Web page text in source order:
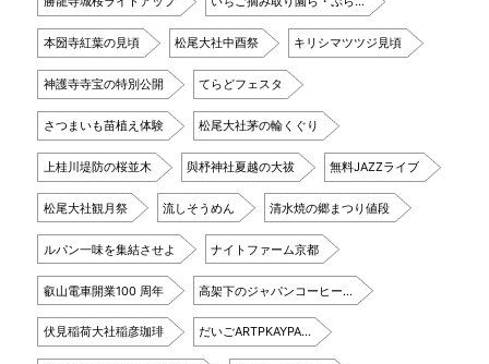
本圀寺紅葉の見頃 松尾大社中酉祭 キリシマツツジ見頃
神護寺寺宝の特別公開 てらどフェスタ
さつまいも苗植え体験 松尾大社茅の輪くぐり
上桂川堤防の桜並木 與杼神社夏越の大祓 無料JAZZライブ
松尾大社観月祭 流しそうめん 清水焼の郷まつり値段
ルパン一味を集結させよ ナイトファーム京都
叡山電車開業100 周年 高架下のジャパンコーヒー…
伏見稲荷大社稲彦珈琲 だいごARTPKAYPA…